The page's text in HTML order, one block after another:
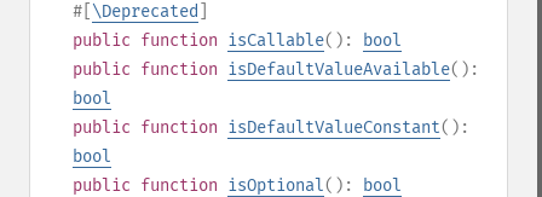
#[ \Deprecated
public function isCallable():
bool
public function isDefaultValueAvailable():
bool
public function isDefaultValueConstant():
bool
public function isOptional():
bool